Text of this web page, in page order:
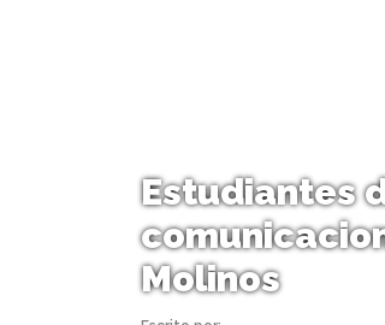
Estudiantes
Molinos